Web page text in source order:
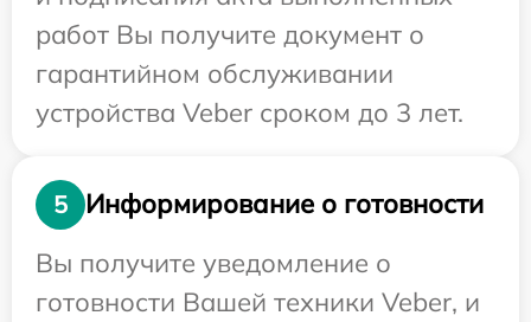
работ Вы получите документ о
гарантийном обслуживании
устройства Veber сроком до 3 лет.
5
Информирование о готовности
Вы получите уведомление о
готовности Вашей техники Veber, и